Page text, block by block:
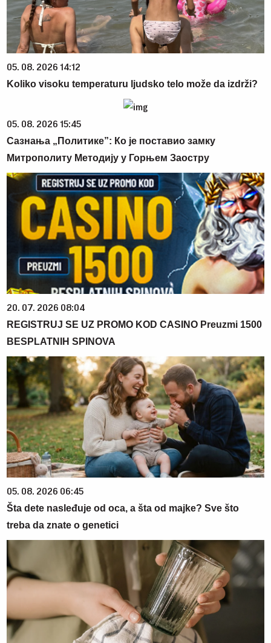
05. 08. 2026 14:12
Koliko visoku temperaturu ljudsko telo može da izdrži?
05. 08. 2026 15:45
Сазнања „Политике”: Ко је поставио замку
Митрополиту Методију у Горњем Заостру
20. 07. 2026 08:04
REGISTRUJ SE UZ PROMO KOD CASINO Preuzmi 1500
BESPLATNIH SPINOVA
05. 08. 2026 06:45
Šta dete nasleđuje od oca, a šta od majke? Sve što
treba da znate o genetici